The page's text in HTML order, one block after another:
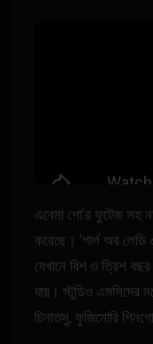
এবেমা শো'র ফুটেজ সহ
করেছে। 'গার্ল অর লেডি
যেখানে বিশ ও ত্রিশ বছর
যায়। স্টুডিও এমসিদের
চিনাতসু, ফুজিমোরি